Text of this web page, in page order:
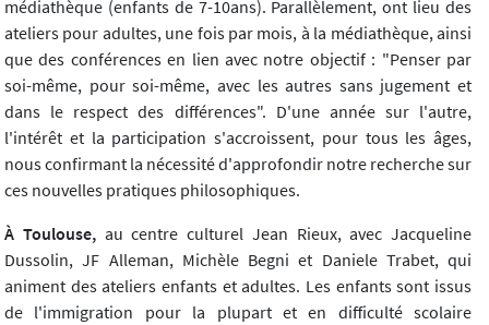
médiathèque (enfants de 7-10ans). Parallèlement, ont lieu des
ateliers pour adultes, une fois par mois, à la médiathèque, ainsi
que des conférences en lien avec notre objectif : "Penser par
soi-même, pour soi-même, avec les autres sans jugement et
dans le respect des différences". D'une année sur l'autre,
l'intérêt et la participation s'accroissent, pour tous les âges,
nous confirmant la nécessité d'approfondir notre recherche sur
ces nouvelles pratiques philosophiques.
À Toulouse,au centre culturel Jean Rieux, avec Jacqueline
Dussolin, JF Alleman, Michèle Begni et Daniele Trabet, qui
animent des ateliers enfants et adultes. Les enfants sont issus
de l'immigration pour la plupart et en difficulté scolaire